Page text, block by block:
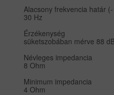
Alacsony frekvencia határ
30 Hz
Érzékenység
süketszobában mérve 88
Névleges impedancia
8 Ohm
Minimum impedancia
4 Ohm